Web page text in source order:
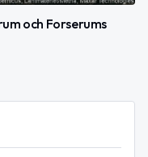
och Forserums